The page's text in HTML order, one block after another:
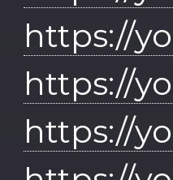
https://
https://
https://